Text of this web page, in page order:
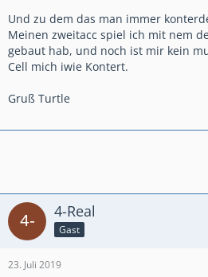
Und zu dem das man immer
Meinen zweitacc spiel ich mit nem
gebaut hab, und noch ist mir kein
Cell mich iwie Kontert.
Gruß Turtle
4-Real
Gast
23. Juli 2019